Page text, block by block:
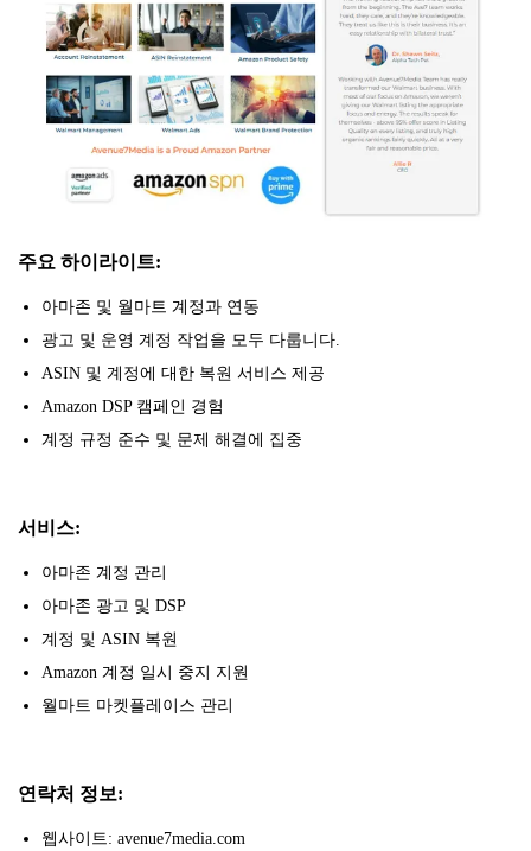
주요 하이라이트:
아마존 및 월마트 계정과 연동
광고 및 운영 계정 작업을 모두 다룹니다.
ASIN 및 계정에 대한 복원 서비스 제공
Amazon DSP 캠페인 경험
계정 규정 준수 및 문제 해결에 집중
서비스:
아마존 계정 관리
아마존 광고 및 DSP
계정 및 ASIN 복원
Amazon 계정 일시 중지 지원
월마트 마켓플레이스 관리
연락처 정보:
웹사이트: avenue7media.com